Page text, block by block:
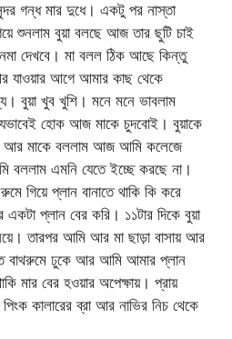
গন্ধ মার দুধে। একটু পর নাস্তা
শুনলাম বুয়া বলছে আজ তার ছুটি চাই
দেখবে। মা বলল ঠিক আছে কিন্তু
যাওয়ার আগে আমার কাছ থেকে
বুয়া খুব খুশি। মনে মনে ভাবলাম
হোক আজ মাকে চুদবোই। বুয়াকে
আর মাকে বললাম আজ আমি কলেজে
বললাম এমনি যেতে ইচ্ছে করছে না।
গিয়ে প্লান বানাতে থাকি কি করে
একটা প্লান বের করি। ১১টার দিকে বুয়া
তারপর আমি আর মা ছাড়া বাসায় আর
বাথরুমে ঢুকে আর আমি আমার প্লান
মার বের হওয়ার অপেক্ষায়। প্রায়
কালারের ব্রা আর নাভির নিচ থেকে